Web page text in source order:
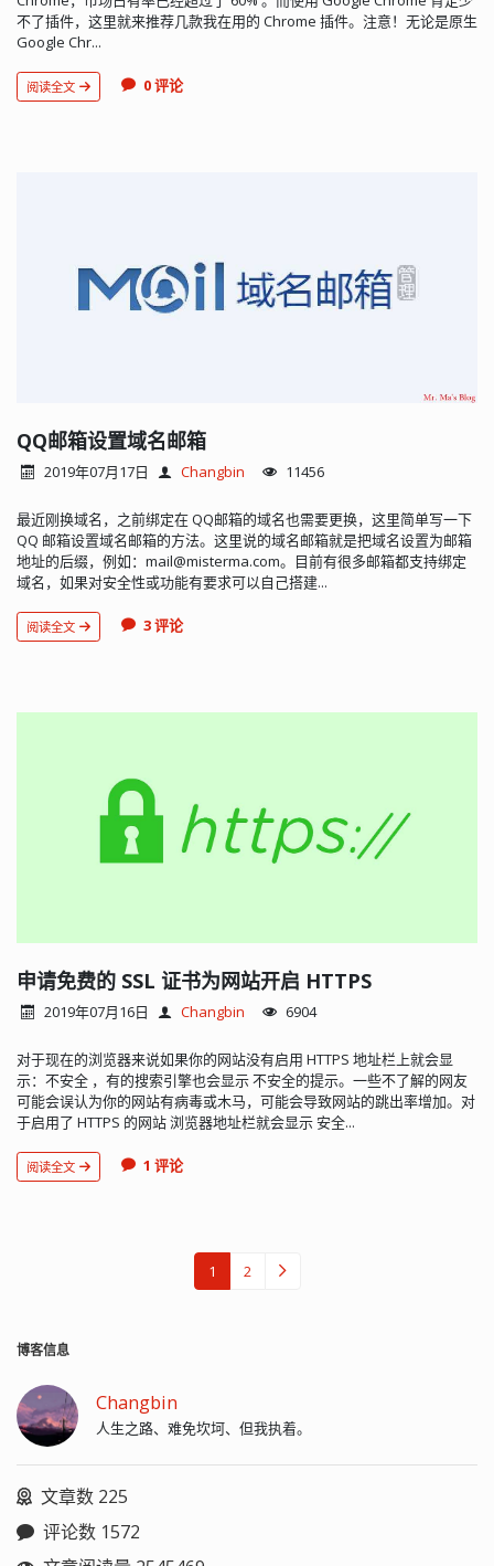
不了插件，这里就来推荐几款我在用的 Chrome 插件。注意！无论是原生
Google Chr...
阅读全文 0 评论
QQ邮箱设置域名邮箱
2019年07月17日 Changbin 11456
最近刚换域名，之前绑定在 QQ邮箱的域名也需要更换，这里简单写一下
QQ 邮箱设置域名邮箱的方法。这里说的域名邮箱就是把域名设置为邮箱
地址的后缀，例如： mail@misterma.com。目前有很多邮箱都支持绑定
域名，如果对安全性或功能有要求可以自己搭建...
阅读全文 3 评论
申请免费的 SSL 证书为网站开启 HTTPS
2019年07月16日 Changbin 6904
对于现在的浏览器来说如果你的网站没有启用 HTTPS 地址栏上就会显
示：不安全 ，有的搜索引擎也会显示 不安全的提示。一些不了解的网友
可能会误认为你的网站有病毒或木马，可能会导致网站的跳出率增加。对
于启用了 HTTPS 的网站 浏览器地址栏就会显示 安全...
阅读全文 1 评论
1 2
博客信息
Changbin
人生之路、难免坎坷、但我执着。
文章数 225
评论数 1572